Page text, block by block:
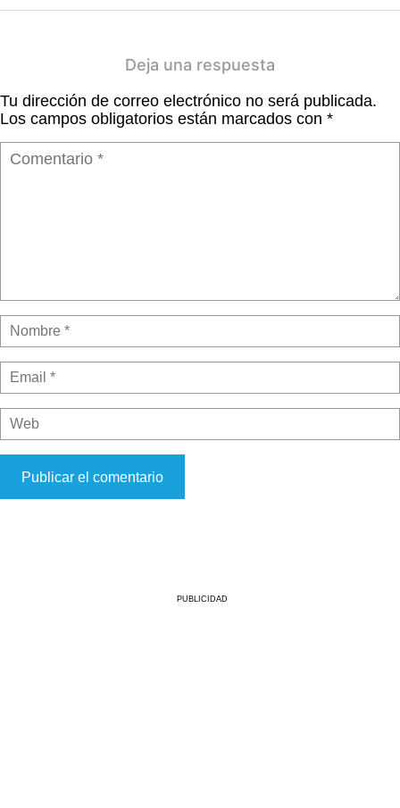
Deja una respuesta
Tu dirección de correo electrónico no será publicada.
Los campos obligatorios están marcados con *
PUBLICIDAD